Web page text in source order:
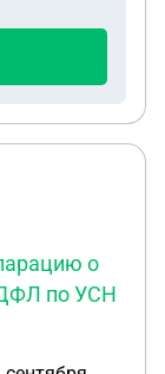
о
по УСН